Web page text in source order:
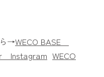
→WECO BASE
Instagram WECO